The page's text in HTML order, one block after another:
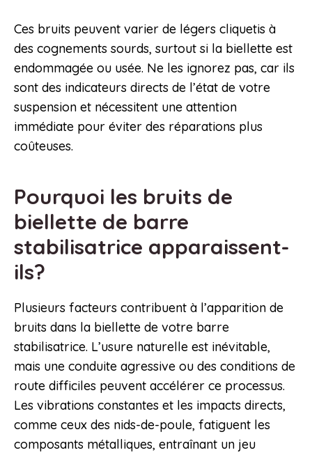
Ces bruits peuvent varier de légers cliquetis à
des cognements sourds, surtout si la biellette est
endommagée ou usée. Ne les ignorez pas, car ils
sont des indicateurs directs de l’état de votre
suspension et nécessitent une attention
immédiate pour éviter des réparations plus
coûteuses.
Pourquoi les bruits de
biellette de barre
stabilisatrice apparaissent-
ils?
Plusieurs facteurs contribuent à l’apparition de
bruits dans la biellette de votre barre
stabilisatrice. L’usure naturelle est inévitable,
mais une conduite agressive ou des conditions de
route difficiles peuvent accélérer ce processus.
Les vibrations constantes et les impacts directs,
comme ceux des nids-de-poule, fatiguent les
composants métalliques, entraînant un jeu